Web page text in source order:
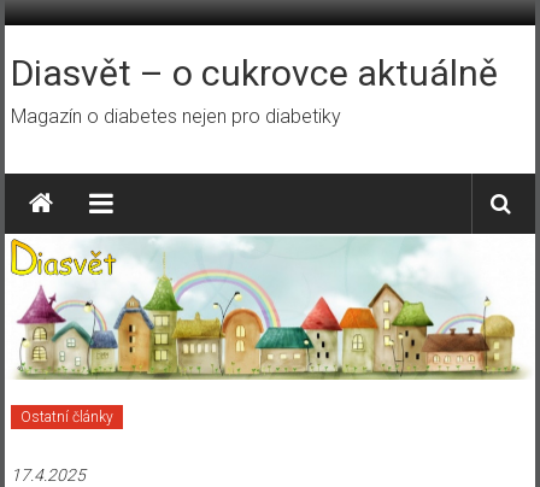
Přeskočit
obsah
Diasvět – o cukrovce aktuálně
Magazín o diabetes nejen pro diabetiky
Ostatní články
17.4.2025